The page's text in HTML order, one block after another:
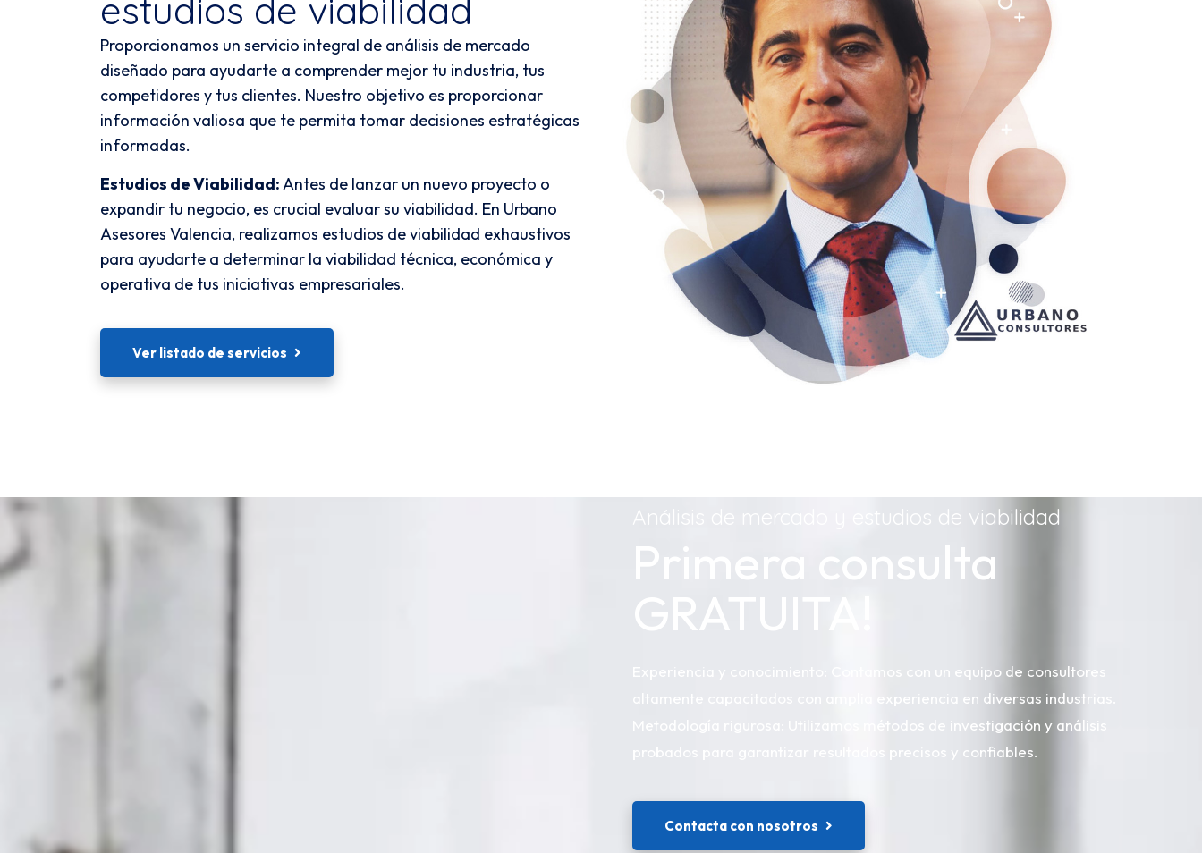
estudios de viabilidad
Proporcionamos un servicio integral de análisis de mercado
diseñado para ayudarte a comprender mejor tu industria, tus
competidores y tus clientes. Nuestro objetivo es proporcionar
información valiosa que te permita tomar decisiones estratégicas
informadas.
Estudios de Viabilidad:Antes de lanzar un nuevo proyecto o
expandir tu negocio, es crucial evaluar su viabilidad. En Urbano
Asesores Valencia, realizamos estudios de viabilidad exhaustivos
para ayudarte a determinar la viabilidad técnica, económica y
operativa de tus iniciativas empresariales.
Ver listado de servicios
Análisis de mercado y estudios de viabilidad
Primera consulta
GRATUITA!
Experiencia y conocimiento: Contamos con un equipo de consultores
altamente capacitados con amplia experiencia en diversas industrias.
Metodología rigurosa: Utilizamos métodos de investigación y análisis
probados para garantizar resultados precisos y confiables.
Contacta con nosotros